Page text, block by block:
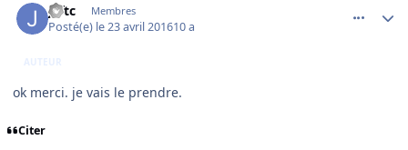
jeftc Membres
Posté(e) le 23 avril 201610 a
AUTEUR
ok merci. je vais le prendre.
Citer